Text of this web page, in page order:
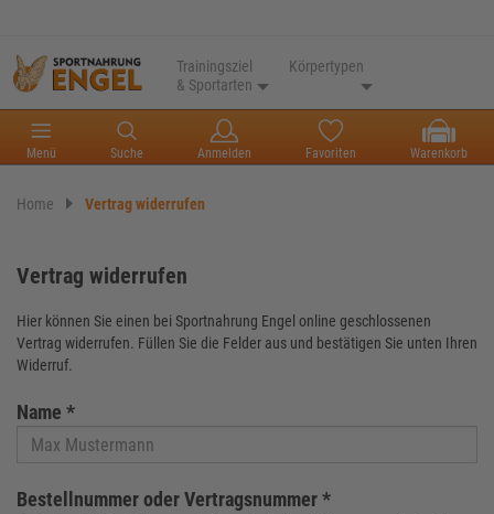
Trainingsziel
& Sportarten
Körpertypen
Menü Suche Anmelden Favoriten Warenkorb
Home Vertrag widerrufen
Vertrag widerrufen
Hier können Sie einen bei Sportnahrung Engel online geschlossenen
Vertrag widerrufen. Füllen Sie die Felder aus und bestätigen Sie unten Ihren
Widerruf.
Name *
Bestellnummer oder Vertragsnummer *